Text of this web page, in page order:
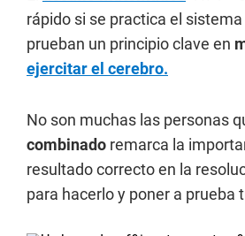
rápido si se practica el
prueban un principio clave en
ejercitar el cerebro.
No son muchas las personas
combinado remarca la
resultado correcto en la
para hacerlo y poner a prueba